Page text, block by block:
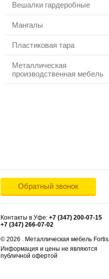
Вешалки гардеробные
Мангалы
Пластиковая тара
Металлическая
производственная мебель
Обратный звонок
Контакты в Уфе: +7 (347) 200-07-15
+7 (347) 266-07-02
© 2026 . Металлическая мебель Fortis
Информация и цены не являются
публичной офертой